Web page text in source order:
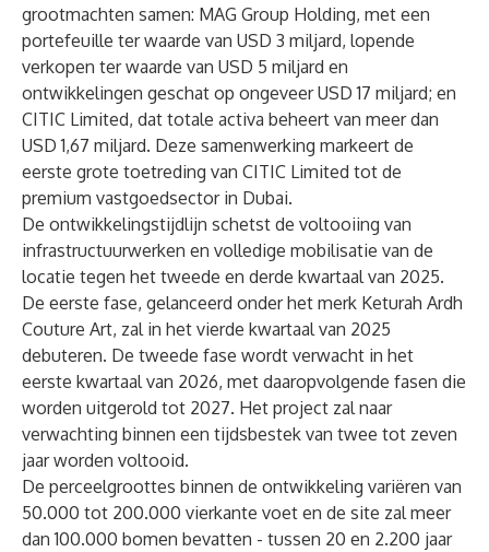
grootmachten samen: MAG Group Holding, met een
portefeuille ter waarde van USD 3 miljard, lopende
verkopen ter waarde van USD 5 miljard en
ontwikkelingen geschat op ongeveer USD 17 miljard; en
CITIC Limited, dat totale activa beheert van meer dan
USD 1,67 miljard. Deze samenwerking markeert de
eerste grote toetreding van CITIC Limited tot de
premium vastgoedsector in Dubai.
De ontwikkelingstijdlijn schetst de voltooiing van
infrastructuurwerken en volledige mobilisatie van de
locatie tegen het tweede en derde kwartaal van 2025.
De eerste fase, gelanceerd onder het merk Keturah Ardh
Couture Art, zal in het vierde kwartaal van 2025
debuteren. De tweede fase wordt verwacht in het
eerste kwartaal van 2026, met daaropvolgende fasen die
worden uitgerold tot 2027. Het project zal naar
verwachting binnen een tijdsbestek van twee tot zeven
jaar worden voltooid.
De perceelgroottes binnen de ontwikkeling variëren van
50.000 tot 200.000 vierkante voet en de site zal meer
dan 100.000 bomen bevatten - tussen 20 en 2.200 jaar